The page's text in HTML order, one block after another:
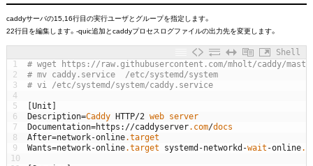
caddyサーバの15,16行目の実行ユーザとグループを指定します。
22行目を編集します。-quic追加とcaddyプロセスログファイルの出力先を変更します。
Shell
1
2
3
4
5
6
7
8
9
10
# wget https://raw.githubusercontent.com/mholt/caddy/
# mv caddy.service  /etc/systemd/system
# vi /etc/systemd/system/caddy.service
Unit
Description=Caddy HTTP/2 web server
Documentation=https : //caddyserver.com/docs
After=network-online.target
Wants=network-online.target systemd -networkd -wait -online